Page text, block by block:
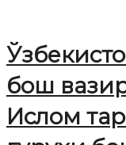
бош
Ислом